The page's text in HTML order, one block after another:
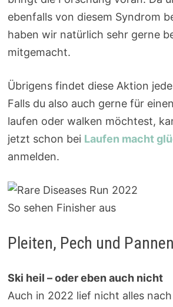
ebenfalls von diesem Syndrom
haben wir natürlich sehr gerne
mitgemacht.
Übrigens findet diese Aktion
Falls du also auch gerne für
laufen oder walken möchtest,
jetzt schon bei Laufen macht
anmelden.
So sehen Finisher aus
Pleiten, Pech und Pannen
Ski heil – oder eben auch nicht
Auch in 2022 lief nicht alles